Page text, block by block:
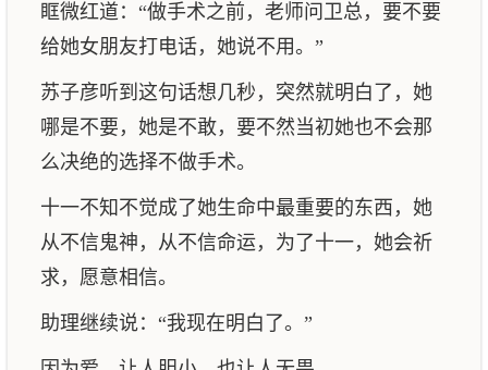
眶微红道：“做手术之前，老师问卫总，要不要
给她女朋友打电话，她说不用。”
苏子彦听到这句话想几秒，突然就明白了，她
哪是不要，她是不敢，要不然当初她也不会那
么决绝的选择不做手术。
十一不知不觉成了她生命中最重要的东西，她
从不信鬼神，从不信命运，为了十一，她会祈
求，愿意相信。
助理继续说：“我现在明白了。”